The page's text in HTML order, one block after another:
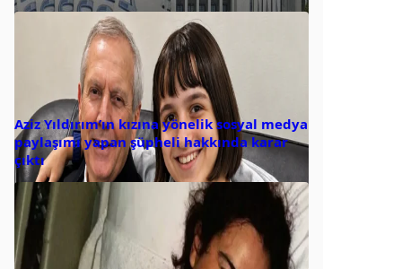
Aziz Yıldırım’ın kızına yönelik sosyal medya
paylaşımı yapan şüpheli hakkında karar
çıktı